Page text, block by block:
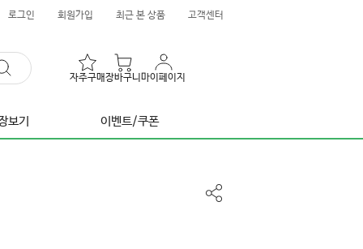
로그인 회원가입 최근 본 상품 고객센터
자주구매장바구니 마이페이지
보기 이벤트/쿠폰
공